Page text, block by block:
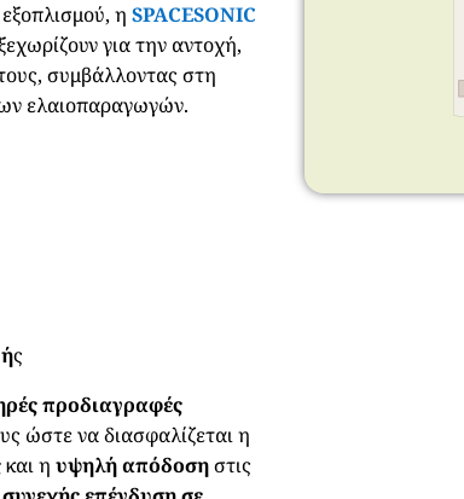
ηSPACESONIC
για την αντοχή,
συμβάλλοντας στη
ελαιοπαραγωγών.
ς
προδιαγραφές
ώστε να διασφαλίζεται η
και ηυψηλή απόδοσηστις